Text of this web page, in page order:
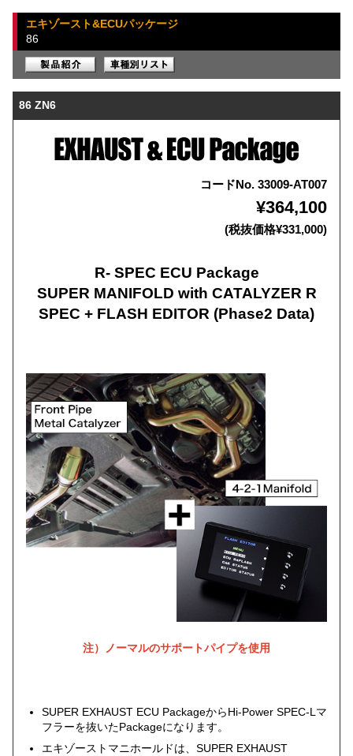
エキゾースト&ECUパッケージ
86
86 ZN6
コードNo. 33009-AT007
¥364,100
(税抜価格¥331,000)
R- SPEC ECU Package
SUPER MANIFOLD with CATALYZER R
SPEC + FLASH EDITOR (Phase2 Data)
注）ノーマルのサポートパイプを使用
SUPER EXHAUST ECU PackageからHi-Power SPEC-Lマ
フラーを抜いたPackageになります。
エキゾーストマニホールドは、SUPER EXHAUST